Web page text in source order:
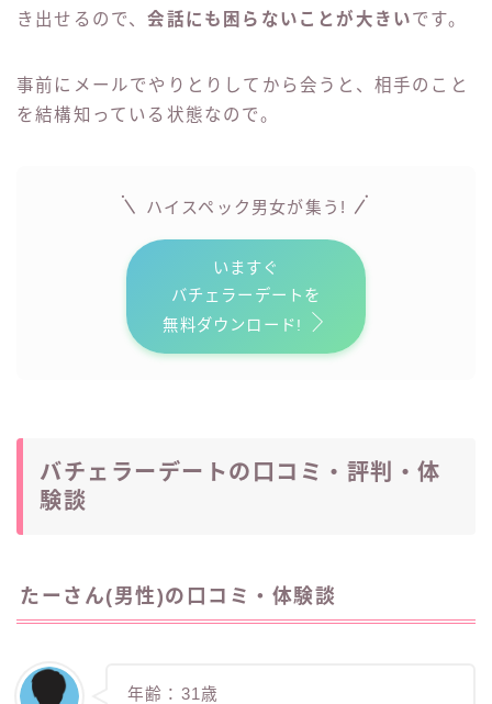
き出せるので、会話にも困らないことが大きいです。
事前にメールでやりとりしてから会うと、相手のこと
を結構知っている状態なので。
ハイスペック男女が集う!
いますぐ
バチェラーデートを
無料ダウンロード!
バチェラーデートの口コミ・評判・体
験談
たーさん(男性)の口コミ・体験談
年齢：31歳